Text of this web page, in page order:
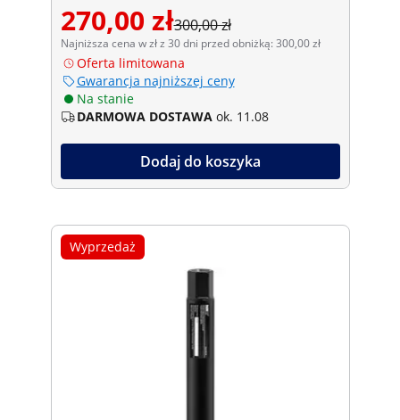
270,00 zł300,00 zł
Najniższa cena w zł z 30 dni przed obniżką: 300,00 zł
Oferta limitowana
Gwarancja najniższej ceny
Na stanie
DARMOWA DOSTAWA ok. 11.08
Dodaj do koszyka
Wyprzedaż